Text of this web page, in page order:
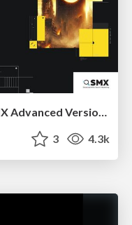
End of SEO as We Know It (SMX Advanced Version)
3 4.3k